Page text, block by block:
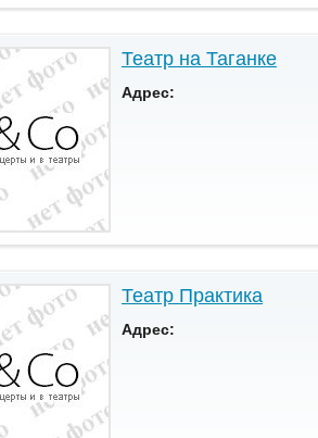
Театр на Таганке
Адрес:
Театр Практика
Адрес: